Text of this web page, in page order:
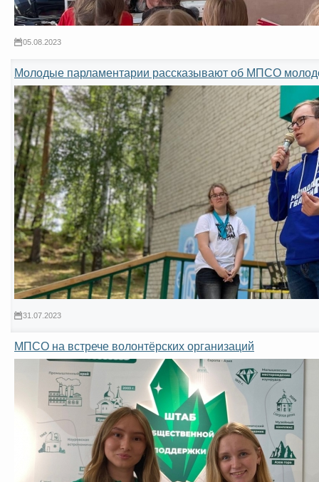
05.08.2023
Молодые парламентарии рассказывают об МПСО
31.07.2023
МПСО на встрече волонтёрских организаций